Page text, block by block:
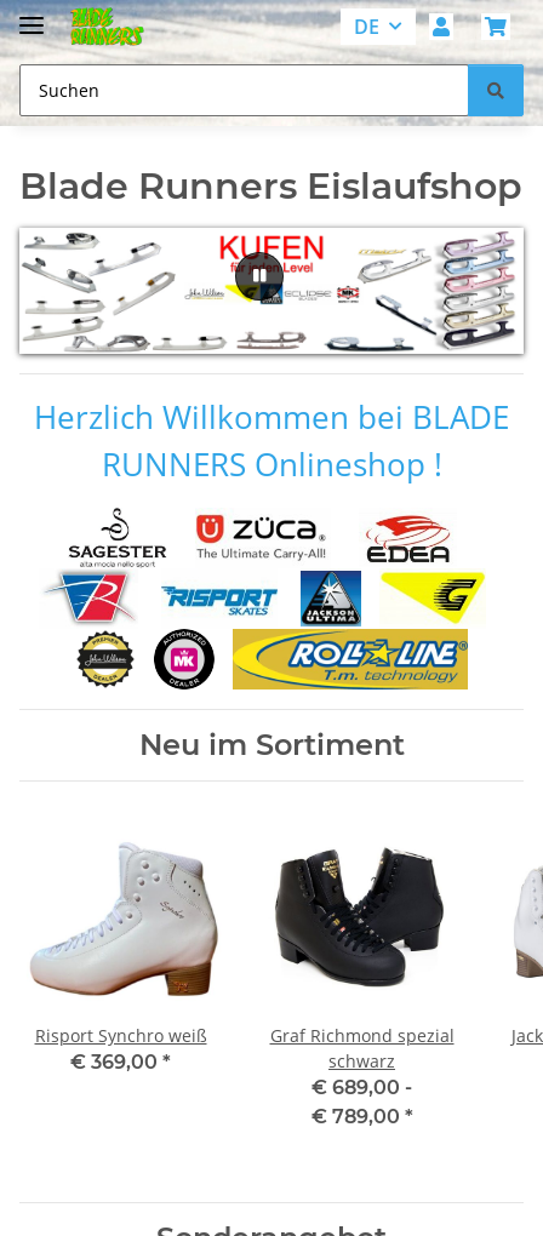
DE
Blade Runners Eislaufshop
Herzlich Willkommen bei BLADE
RUNNERS Onlineshop !
Neu im Sortiment
Risport Synchro weiß
€ 369,00 *
Graf Richmond spezial
schwarz
€ 689,00 -
€ 789,00 *